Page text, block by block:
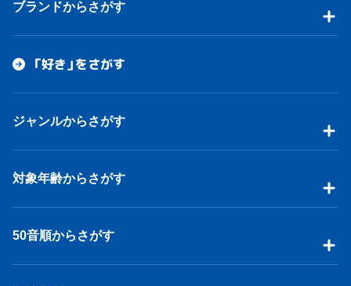
ブランドからさがす
「好き」をさがす
ジャンルからさがす
対象年齢からさがす
50音順からさがす